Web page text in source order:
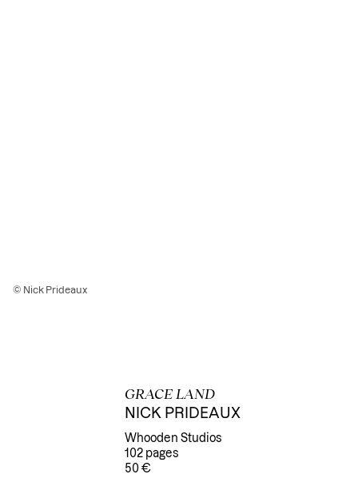
© Nick Prideaux
GRACE LAND
NICK PRIDEAUX
Whooden Studios
102 pages
50 €